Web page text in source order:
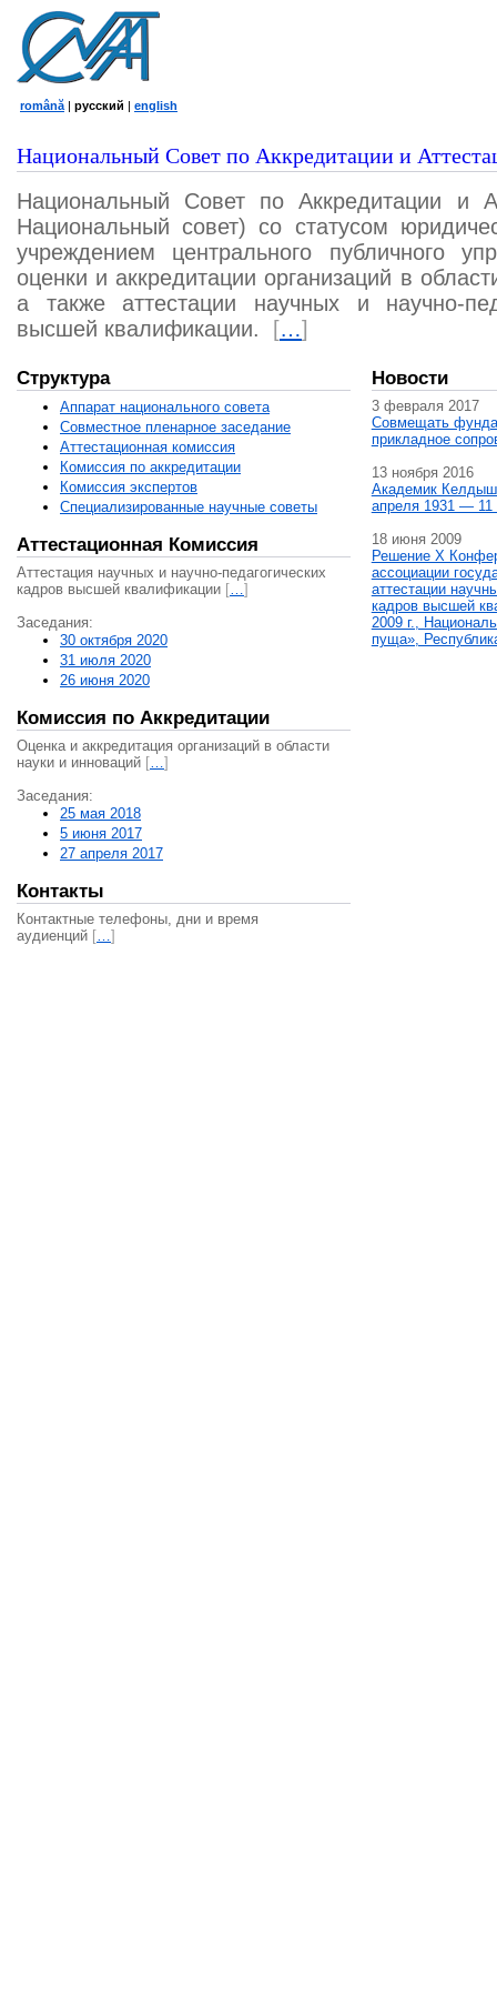
română | русский | english
Национальный Совет по Аккредитации и
Национальный Совет по Аккредитации и
Национальный совет) со статусом
учреждением центрального публичного
оценки и аккредитации организаций в
а также аттестации научных и научно-
высшей квалификации.
[…]
Структура
Аппарат национального совета
Совместное пленарное заседание
Аттестационная комисcия
Комиссия по аккредитации
Комиссия экспертов
Специализированные научные советы
Аттестационная Комиссия
Аттестация научных и научно-педагогических
кадров высшей квалификации […]
Заседания:
30 октября 2020
31 июля 2020
26 июня 2020
Комиссия по Аккредитации
Оценка и аккредитация организаций в области
науки и инноваций […]
Заседания:
25 мая 2018
5 июня 2017
27 апреля 2017
Контакты
Контактные телефоны, дни и время
аудиенций […]
Новости
3 февраля 2017
Совмещать
прикладное
13 ноября 2016
Академик
апреля 1931 — 11
18 июня 2009
Решение X
ассоциации
аттестации
кадров высшей
2009 г.,
пуща»,